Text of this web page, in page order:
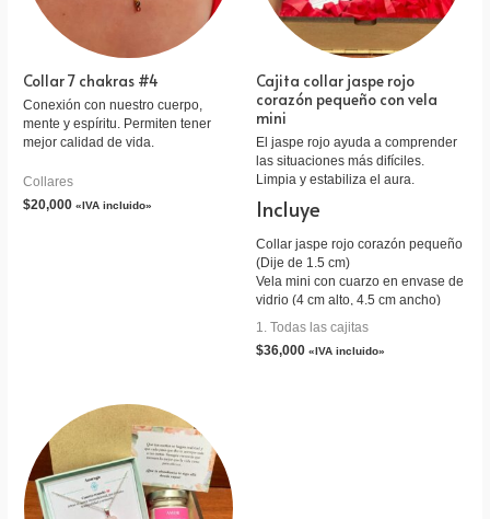
Collar 7 chakras #4
Conexión con nuestro cuerpo,
mente y espíritu. Permiten tener
mejor calidad de vida.
Collares
$20,000 «IVA incluido»
Cajita collar jaspe rojo
corazón pequeño con vela
mini
El jaspe rojo ayuda a comprender
las situaciones más difíciles.
Limpia y estabiliza el aura.
Incluye
Collar jaspe rojo corazón pequeño
(Dije de 1.5 cm)
Vela mini con cuarzo en envase de
vidrio (4 cm alto, 4.5 cm ancho)
Tarjeta personalizada
Empaque caja de cartón
1. Todas las cajitas
$36,000 «IVA incluido»